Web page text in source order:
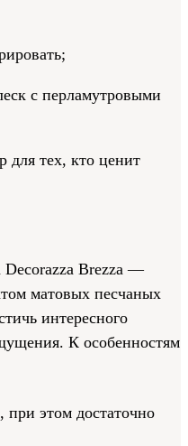
с перламутровыми
для тех, кто ценит
Decorazza Brezza —
матовых песчаных
интересного
К особенностям
этом достаточно